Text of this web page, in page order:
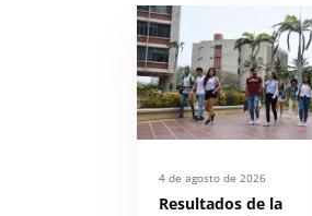
4 de agosto de 2026
Resultados de la